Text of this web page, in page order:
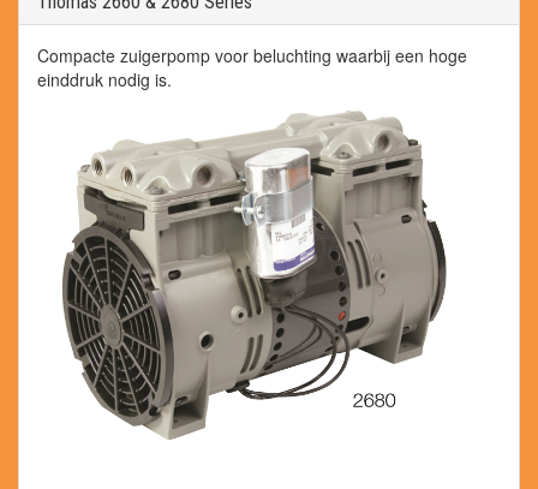
Compacte zuigerpomp voor beluchting waarbij een hoge
einddruk nodig is.